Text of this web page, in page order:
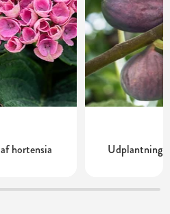
hortensia Udplantning